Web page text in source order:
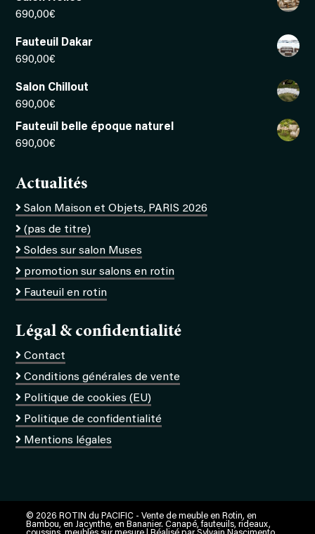
690,00€
Fauteuil Dakar
690,00€
Salon Chillout
690,00€
Fauteuil belle époque naturel
690,00€
Actualités
Salon Maison et Objets, PARIS 2026
(pas de titre)
Soldes sur salon Muses
promotion sur salons en rotin
Fauteuil en rotin
Légal & confidentialité
Contact
Conditions générales de vente
Politique de cookies (EU)
Politique de confidentialité
Mentions légales
© 2026 ROTIN du PACIFIC - Vente de meuble en Rotin, en
Bambou, en Jacynthe, en Bananier. Canapé, fauteuils, rideaux,